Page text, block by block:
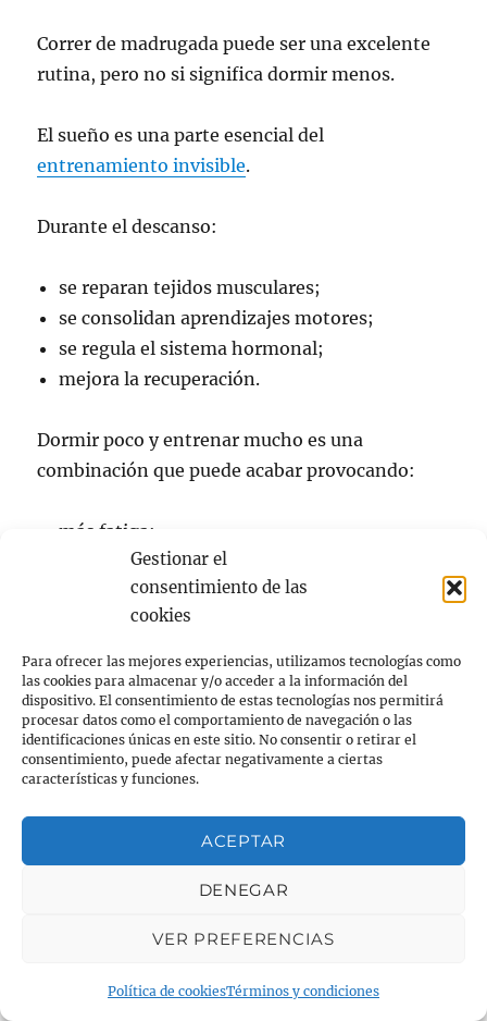
Gestionar el
consentimiento de las
cookies
Para ofrecer las mejores experiencias, utilizamos tecnologías como
las cookies para almacenar y/o acceder a la información del
dispositivo. El consentimiento de estas tecnologías nos permitirá
procesar datos como el comportamiento de navegación o las
identificaciones únicas en este sitio. No consentir o retirar el
consentimiento, puede afectar negativamente a ciertas
características y funciones.
ACEPTAR
DENEGAR
VER PREFERENCIAS
Política de cookiesTérminos y condiciones
Correr de madrugada puede ser una excelente
rutina, pero no si significa dormir menos.
El sueño es una parte esencial del
entrenamiento invisible.
Durante el descanso:
se reparan tejidos musculares;
se consolidan aprendizajes motores;
se regula el sistema hormonal;
mejora la recuperación.
Dormir poco y entrenar mucho es una
combinación que puede acabar provocando:
más fatiga;
peor rendimiento;
mayor riesgo de lesión;
menor motivación.
La pregunta no es:
«¿Puedo levantarme a las cinco para correr?»
«¿Estoy durmiendo lo suficiente para que ese
entrenamiento me beneficie?»
REGLA PRÁCTICA: